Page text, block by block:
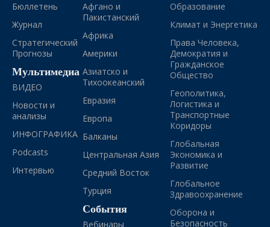
Бюллетень
Журнал
Стратегический
Прогнозы
Мультимедиа
ВИДЕО
Новости и
анализы
ИНФОГРАФИКА
Podcasts
Интервью
Афгано и
Пакистанский
Африка
Америки
Азиатско и
Тихоокеанский
Евразия
Европа
Балканы
Центральная Азия
Средний Восток
Турция
События
Вебинары
Образование
Климат и Энергетика
Права Человека,
Демократия и
Гражданское
Общество
Геополитика,
Логистика и
Транспортные
Коридоры
Глобальная
Экономика и
Развитие
Глобальное
Здравоохранение
Оборона и
Безопасность